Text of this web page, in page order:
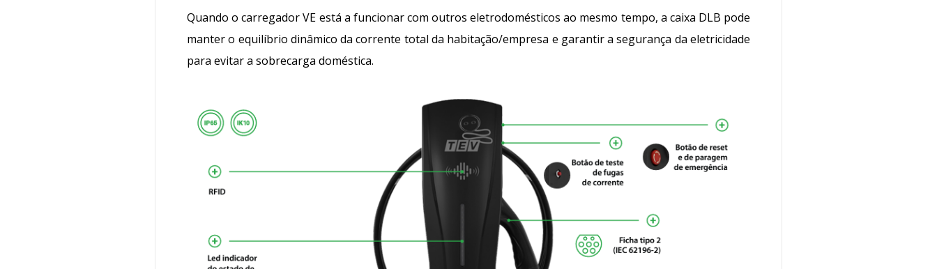
Quando o carregador VE está a funcionar com outros eletrodomésticos ao mesmo tempo, a caixa DLB pode
manter o equilíbrio dinâmico da corrente total da habitação/empresa e garantir a segurança da eletricidade
para evitar a sobrecarga doméstica.